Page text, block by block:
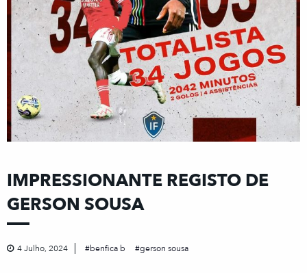
IMPRESSIONANTE REGISTO DE
GERSON SOUSA
4 Julho, 2024 benfica b gerson sousa